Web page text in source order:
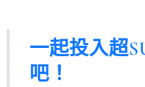
一起投入超
吧！